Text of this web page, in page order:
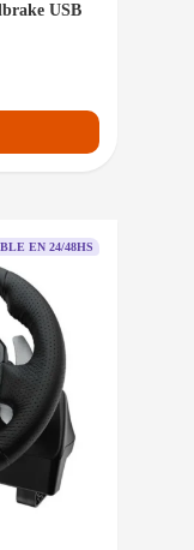
USB
EN 24/48HS